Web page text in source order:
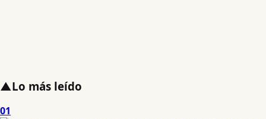
▲Lo más leído
01